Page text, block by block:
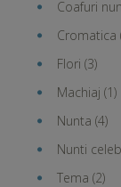
Coafuri
Cromatica
Flori (3)
Machiaj (1)
Nunta (4)
Nunti
Tema (2)